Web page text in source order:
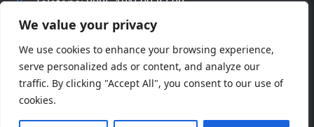
We value your privacy
We use cookies to enhance your browsing experience,
serve personalized ads or content, and analyze our
traffic. By clicking "Accept All", you consent to our use of
cookies.
info@jbbatterychina.com
Política de Privacidade